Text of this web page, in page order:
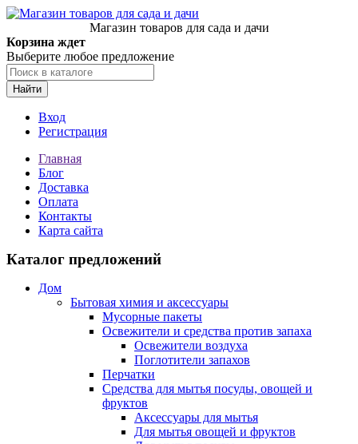
Магазин товаров для сада и дачи
Корзина ждет
Выберите любое предложение
Найти
Вход
Регистрация
Главная
Блог
Доставка
Оплата
Контакты
Карта сайта
Каталог предложений
Дом
Бытовая химия и аксессуары
Мусорные пакеты
Освежители и средства против запаха
Освежители воздуха
Поглотители запахов
Перчатки
Средства для мытья посуды, овощей и
фруктов
Аксессуары для мытья
Для мытья овощей и фруктов